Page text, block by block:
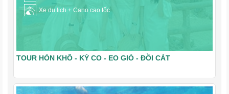
Xe du lịch + Cano cao tốc
TOUR HÒN KHÔ - KỲ CO - EO GIÓ - ĐỒI CÁT